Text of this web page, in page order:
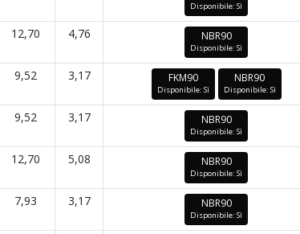
Disponibile: Sì
12,70 4,76 NBR90
Disponibile: Sì
9,52 3,17 FKM90
Disponibile: Sì
NBR90
Disponibile: Sì
9,52 3,17 NBR90
Disponibile: Sì
12,70 5,08 NBR90
Disponibile: Sì
7,93 3,17 NBR90
Disponibile: Sì